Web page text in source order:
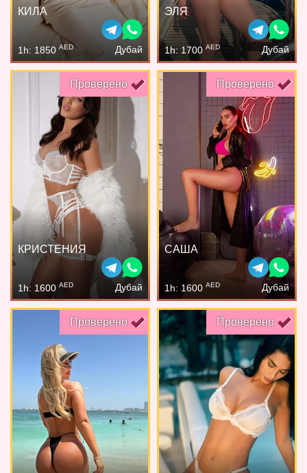
КИЛА
1h: 1850 AED Дубай
ЭЛЯ
1h: 1700 AED Дубай
Проверено
КРИСТЕНИЯ
1h: 1600 AED Дубай
Проверено
САША
1h: 1600 AED Дубай
Проверено Проверено